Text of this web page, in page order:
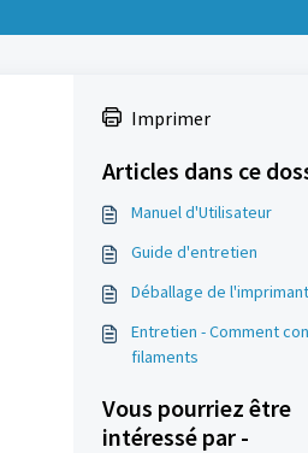
Imprimer
Articles dans ce
Manuel d'Utilisateur
Guide d'entretien
Déballage de
Entretien - Comment
filaments
Vous pourriez être
intéressé par -